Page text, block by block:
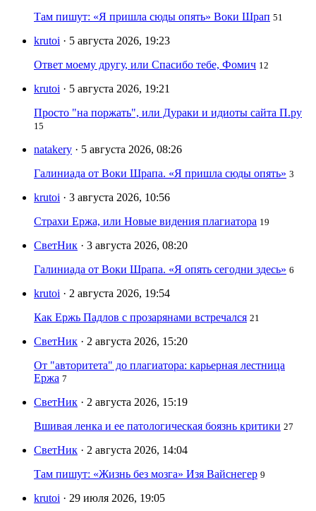
Там пишут: «Я пришла сюды опять» Воки Шрап 51
krutoi · 5 августа 2026, 19:23
Ответ моему другу, или Спасибо тебе, Фомич 12
krutoi · 5 августа 2026, 19:21
Просто "на поржать", или Дураки и идиоты сайта П.ру
15
natakery · 5 августа 2026, 08:26
Галиниада от Воки Шрапа. «Я пришла сюды опять» 3
krutoi · 3 августа 2026, 10:56
Страхи Ержа, или Новые видения плагиатора 19
СветНик · 3 августа 2026, 08:20
Галиниада от Воки Шрапа. «Я опять сегодни здесь» 6
krutoi · 2 августа 2026, 19:54
Как Ержь Падлов с прозарянами встречался 21
СветНик · 2 августа 2026, 15:20
От "авторитета" до плагиатора: карьерная лестница
Ержа 7
СветНик · 2 августа 2026, 15:19
Вшивая ленка и ее патологическая боязнь критики 27
СветНик · 2 августа 2026, 14:04
Там пишут: «Жизнь без мозга» Изя Вайснегер 9
krutoi · 29 июля 2026, 19:05